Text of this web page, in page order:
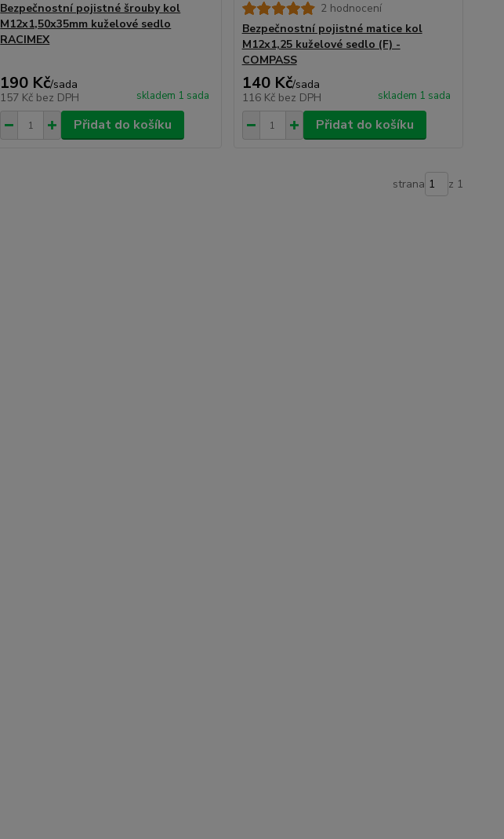
Bezpečnostní pojistné šrouby kol
M12x1,50x35mm kuželové sedlo
RACIMEX
190 Kč/sada
157 Kč bez DPH skladem 1 sada
Přidat do košíku
2 hodnocení
Bezpečnostní pojistné matice kol
M12x1,25 kuželové sedlo (F) -
COMPASS
140 Kč/sada
116 Kč bez DPH skladem 1 sada
Přidat do košíku
strana z 1